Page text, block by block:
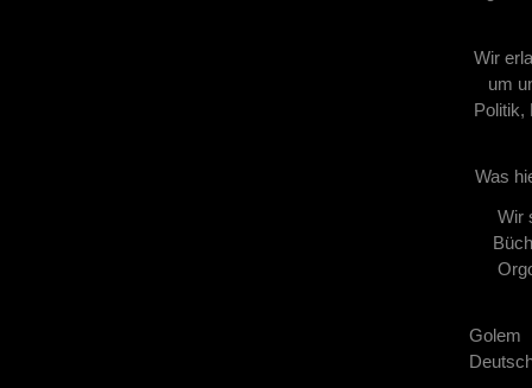
Wir
um
Politik,
Was
Wir